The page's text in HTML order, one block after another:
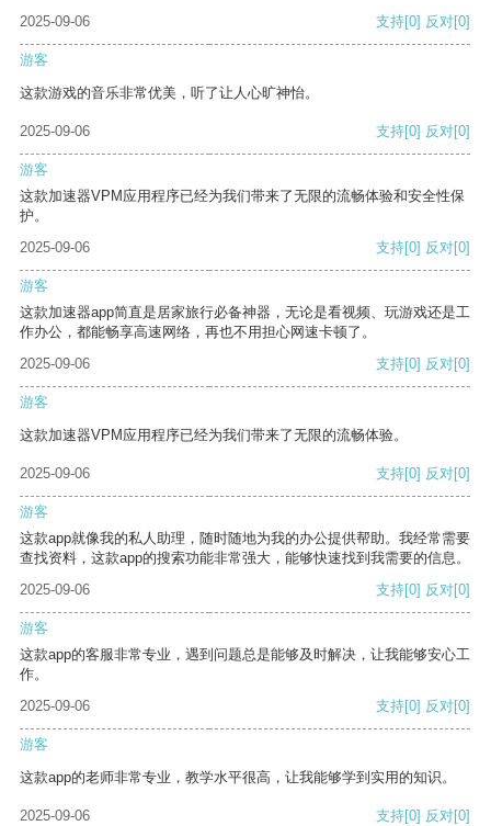
2025-09-06
支持[0] 反对[0]
游客
这款游戏的音乐非常优美，听了让人心旷神怡。
2025-09-06 支持[0] 反对[0]
游客
这款加速器VPM应用程序已经为我们带来了无限的流畅体验和安全性保
护。
2025-09-06
支持[0] 反对[0]
游客
这款加速器app简直是居家旅行必备神器，无论是看视频、玩游戏还是工
作办公，都能畅享高速网络，再也不用担心网速卡顿了。
2025-09-06
支持[0] 反对[0]
游客
这款加速器VPM应用程序已经为我们带来了无限的流畅体验。
2025-09-06 支持[0] 反对[0]
游客
这款app就像我的私人助理，随时随地为我的办公提供帮助。我经常需要
查找资料，这款app的搜索功能非常强大，能够快速找到我需要的信息。
2025-09-06
支持[0] 反对[0]
游客
这款app的客服非常专业，遇到问题总是能够及时解决，让我能够安心工
作。
2025-09-06
支持[0] 反对[0]
游客
这款app的老师非常专业，教学水平很高，让我能够学到实用的知识。
2025-09-06 支持[0] 反对[0]